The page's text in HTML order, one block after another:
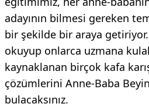
adayının bilmesi gereken
bir şekilde bir araya
okuyup onlarca uzmana
kaynaklanan birçok kafa
çözümlerini Anne-Baba
bulacaksınız.